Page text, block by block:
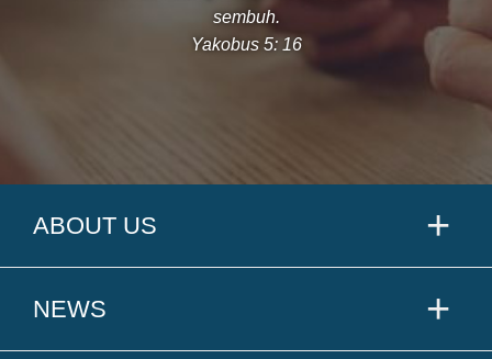
sembuh.
Yakobus 5: 16
ABOUT US
NEWS